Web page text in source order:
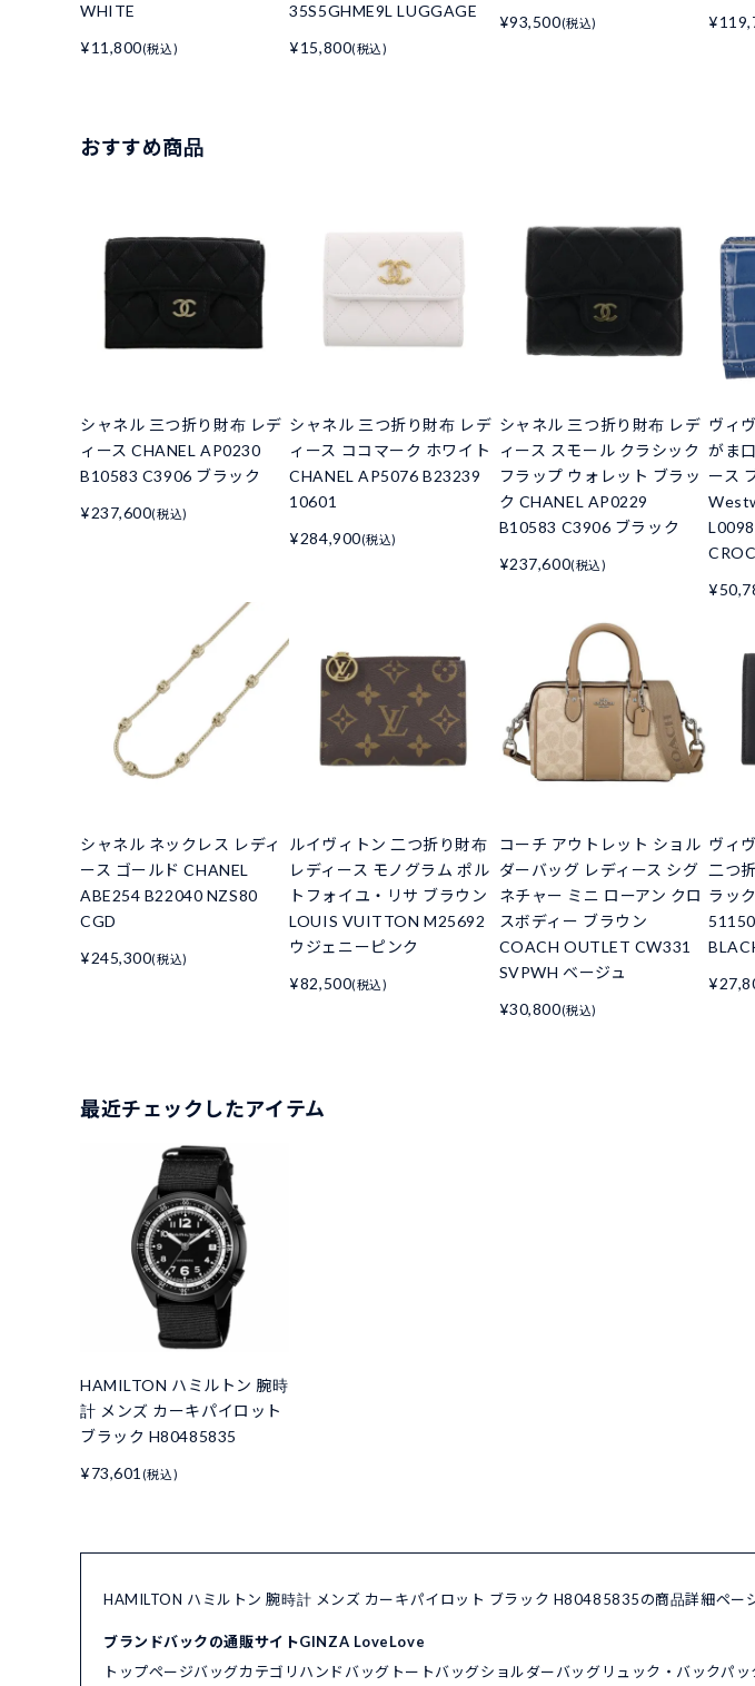
WHITE
¥11,800(税込)
35S5GHME9L LUGGAGE
¥15,800(税込)
¥93,500(税込)
おすすめ商品
シャネル 三つ折り財布 レデ
ィース CHANEL AP0230
B10583 C3906 ブラック
¥237,600(税込)
シャネル 三つ折り財布 レデ
ィース ココマーク ホワイト
CHANEL AP5076 B23239
10601
¥284,900(税込)
シャネル 三つ折り財布 レデ
ィース スモール クラシック
フラップ ウォレット ブラッ
ク CHANEL AP0229
B10583 C3906 ブラック
¥237,600(税込)
ヴィ
がま
ース
シャネル ネックレス レディ
ース ゴールド CHANEL
ABE254 B22040 NZS80
CGD
¥245,300(税込)
ルイヴィトン 二つ折り財布
レディース モノグラム ポル
トフォイユ・リサ ブラウン
LOUIS VUITTON M25692
ウジェニーピンク
¥82,500(税込)
コーチ アウトレット ショル
ダーバッグ レディース シグ
ネチャー ミニ ローアン クロ
スボディー ブラウン
COACH OUTLET CW331
SVPWH ベージュ
¥30,800(税込)
ヴィ
二つ
ラッ
最近チェックしたアイテム
HAMILTON ハミルトン 腕時
計 メンズ カーキパイロット
ブラック H80485835
¥73,601 (税込)
HAMILTON ハミルトン 腕時計 メンズ カーキパイロット ブラック H80485835の商品詳細ページ
ブランドバックの通販サイトGINZA LoveLove
トップページバッグカテゴリ ハンドバッグ トートバッグショルダーバッグリュック・バックパッ